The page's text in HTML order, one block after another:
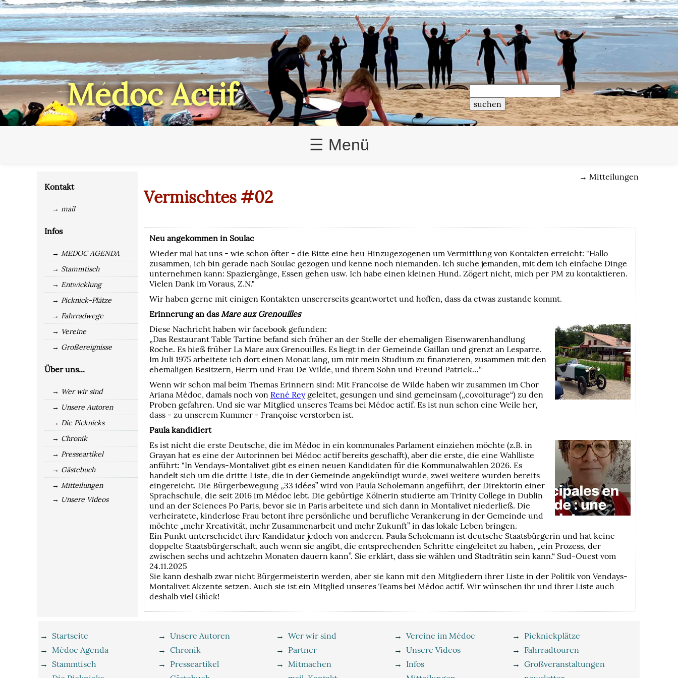
Médoc Actif >
☰ Menü
Kontakt
→ mail
Infos
→ MEDOC AGENDA
→ Stammtisch
→ Entwicklung
→ Picknick-Plätze
→ Fahrradwege
→ Vereine
→ Großereignisse
Über uns...
→ Wer wir sind
→ Unsere Autoren
→ Die Picknicks
→ Chronik
→ Presseartikel
→ Gästebuch
→ Mitteilungen
→ Unsere Videos
→ Mitteilungen
Vermischtes #02
Neu angekommen in Soulac
Wieder mal hat uns - wie schon öfter - die Bitte eine heu Hinzugezogenen um Vermittlung von Kontakten erreicht: "Hallo
zusammen, ich bin gerade nach Soulac gezogen und kenne noch niemanden. Ich suche jemanden, mit dem ich einfache Dinge
unternehmen kann: Spaziergänge, Essen gehen usw. Ich habe einen kleinen Hund. Zögert nicht, mich per PM zu kontaktieren.
Vielen Dank im Voraus, Z.N."
Wir haben gerne mit einigen Kontakten unsererseits geantwortet und hoffen, dass da etwas zustande kommt.
Erinnerung an dasMare aux Grenouilles
Diese Nachricht haben wir facebook gefunden:
„Das Restaurant Table Tartine befand sich früher an der Stelle der ehemaligen Eisenwarenhandlung
Roche. Es hieß früher La Mare aux Grenouilles. Es liegt in der Gemeinde Gaillan und grenzt an Lesparre.
Im Juli 1975 arbeitete ich dort einen Monat lang, um mir mein Studium zu finanzieren, zusammen mit den
ehemaligen Besitzern, Herrn und Frau De Wilde, und ihrem Sohn und Freund Patrick…“
Wenn wir schon mal beim Themas Erinnern sind: Mit Francoise de Wilde haben wir zusammen im Chor
Ariana Médoc, damals noch von René Reygeleitet, gesungen und sind gemeinsam („covoiturage“) zu den
Proben gefahren. Und sie war Mitglied unseres Teams bei Médoc actif. Es ist nun schon eine Weile her,
dass - zu unserem Kummer - Françoise verstorben ist.
Paula kandidiert
Es ist nicht die erste Deutsche, die im Médoc in ein kommunales Parlament einziehen möchte (z.B. in
Grayan hat es eine der Autorinnen bei Médoc actif bereits geschafft), aber die erste, die eine Wahlliste
anführt: "In Vendays-Montalivet gibt es einen neuen Kandidaten für die Kommunalwahlen 2026. Es
handelt sich um die dritte Liste, die in der Gemeinde angekündigt wurde, zwei weitere wurden bereits
eingereicht. Die Bürgerbewegung „33 idées” wird von Paula Scholemann angeführt, der Direktorin einer
Sprachschule, die seit 2016 im Médoc lebt. Die gebürtige Kölnerin studierte am Trinity College in Dublin
und an der Sciences Po Paris, bevor sie in Paris arbeitete und sich dann in Montalivet niederließ. Die
verheiratete, kinderlose Frau betont ihre persönliche und berufliche Verankerung in der Gemeinde und
möchte „mehr Kreativität, mehr Zusammenarbeit und mehr Zukunft” in das lokale Leben bringen.
Ein Punkt unterscheidet ihre Kandidatur jedoch von anderen. Paula Scholemann ist deutsche Staatsbürgerin und hat keine
doppelte Staatsbürgerschaft, auch wenn sie angibt, die entsprechenden Schritte eingeleitet zu haben, „ein Prozess, der
zwischen sechs und achtzehn Monaten dauern kann”. Sie erklärt, dass sie wählen und Stadträtin sein kann.“ Sud-Ouest vom
24.11.2025
Sie kann deshalb zwar nicht Bürgermeisterin werden, aber sie kann mit den Mitgliedern ihrer Liste in der Politik von Vendays-
Montalivet Akzente setzen. Auch sie ist ein Mitglied unseres Teams bei Médoc actif. Wir wünschen ihr und ihrer Liste auch
deshalb viel Glück!
→ Startseite
→ Médoc Agenda
→ Stammtisch
→ Unsere Autoren
→ Chronik
→ Presseartikel
→ Wer wir sind
→ Partner
→ Mitmachen
→ Vereine im Médoc
→ Unsere Videos
→ Infos
→ Picknickplätze
→ Fahrradtouren
→ Großveranstaltungen